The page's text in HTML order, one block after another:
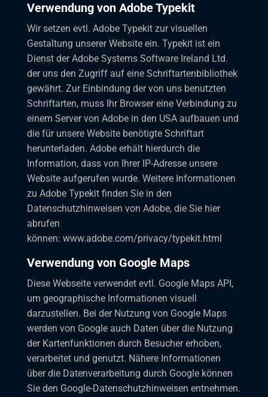
Verwendung von Adobe Typekit
Wir setzen evtl. Adobe Typekit zur visuellen
Gestaltung unserer Website ein. Typekit ist ein
Dienst der Adobe Systems Software Ireland Ltd.
der uns den Zugriff auf eine Schriftartenbibliothek
gewährt. Zur Einbindung der von uns benutzten
Schriftarten, muss Ihr Browser eine Verbindung zu
einem Server von Adobe in den USA aufbauen und
die für unsere Website benötigte Schriftart
herunterladen. Adobe erhält hierdurch die
Information, dass von Ihrer IP-Adresse unsere
Website aufgerufen wurde. Weitere Informationen
zu Adobe Typekit finden Sie in den
Datenschutzhinweisen von Adobe, die Sie hier
abrufen
können: www.adobe.com/privacy/typekit.html
Verwendung von Google Maps
Diese Webseite verwendet evtl. Google Maps API,
um geographische Informationen visuell
darzustellen. Bei der Nutzung von Google Maps
werden von Google auch Daten über die Nutzung
der Kartenfunktionen durch Besucher erhoben,
verarbeitet und genutzt. Nähere Informationen
über die Datenverarbeitung durch Google können
Sie den Google-Datenschutzhinweisen entnehmen.